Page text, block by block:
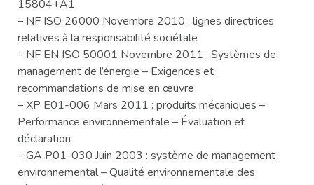
15804+A1
– NF ISO 26000 Novembre 2010 : lignes directrices
relatives à la responsabilité sociétale
– NF EN ISO 50001 Novembre 2011 : Systèmes de
management de l’énergie – Exigences et
recommandations de mise en œuvre
– XP E01-006 Mars 2011 : produits mécaniques –
Performance environnementale – Évaluation et
déclaration
– GA P01-030 Juin 2003 : système de management
environnemental – Qualité environnementale des